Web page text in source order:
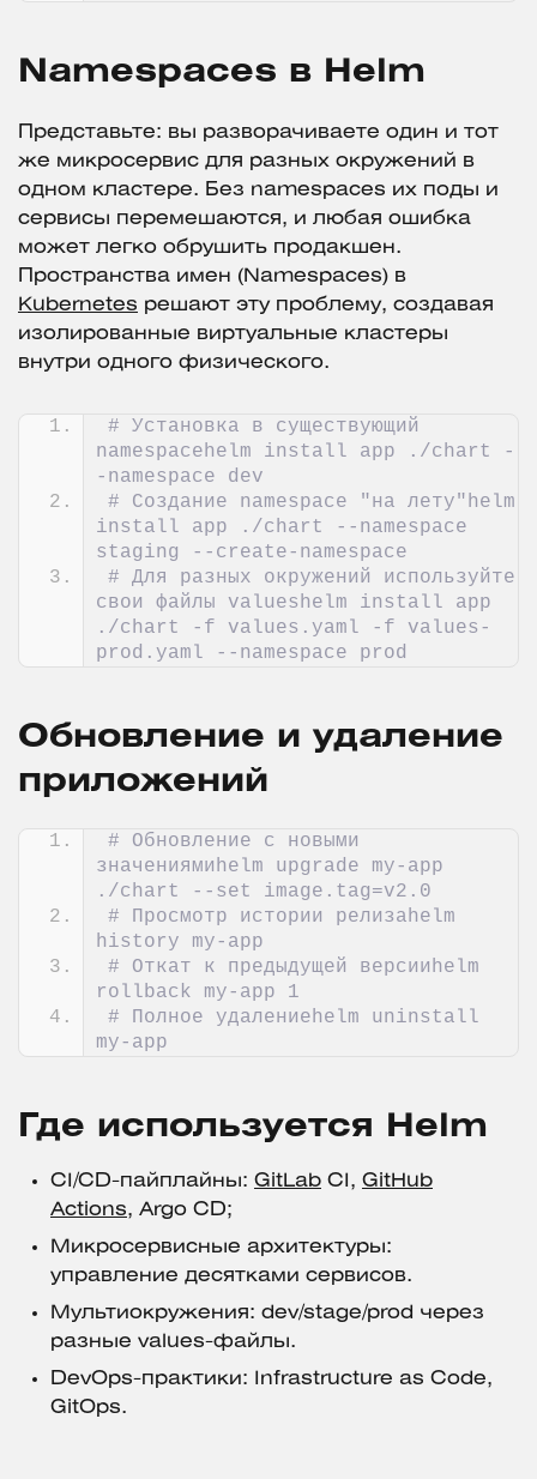
Namespaces в Helm
Представьте: вы разворачиваете один и тот
же микросервис для разных окружений в
одном кластере. Без namespaces их поды и
сервисы перемешаются, и любая ошибка
может легко обрушить продакшен.
Пространства имен (Namespaces) в
Kubernetes решают эту проблему, создавая
изолированные виртуальные кластеры
внутри одного физического.
# Установка в существующий
namespacehelm install app ./chart -
-namespace dev
# Создание namespace "на лету"helm
install app ./chart --namespace
staging --create-namespace
# Для разных окружений используйте
свои файлы valueshelm install app
./chart -f values.yaml -f values-
prod.yaml --namespace prod
Обновление и удаление
приложений
# Обновление с новыми
значениямиhelm upgrade my-app
./chart --set image.tag=v2.0
# Просмотр истории релизаhelm
history my-app
# Откат к предыдущей версииhelm
rollback my-app 1
# Полное удалениеhelm uninstall
my-app
Где используется Helm
CI/CD-пайплайны: GitLab CI, GitHub
Actions, Argo CD;
Микросервисные архитектуры:
управление десятками сервисов.
Мультиокружения: dev/stage/prod через
разные values-файлы.
DevOps-практики: Infrastructure as Code,
GitOps.